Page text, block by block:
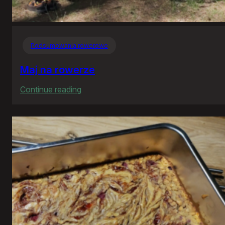
Podsumowania rowerowe
Maj na rowerze
Continue reading
na
rowerze